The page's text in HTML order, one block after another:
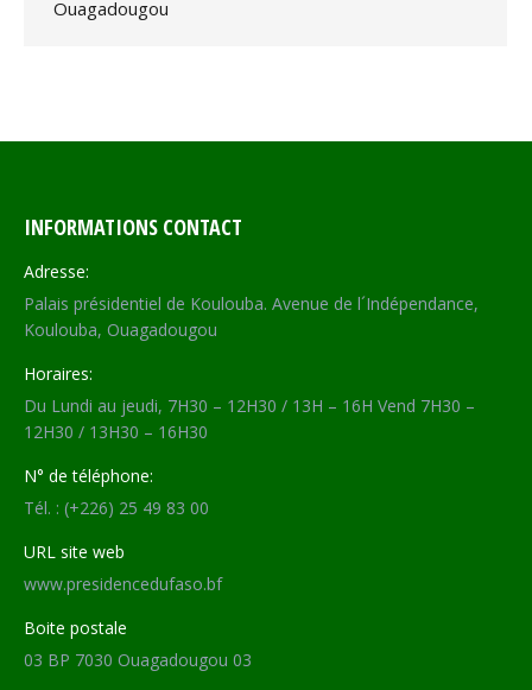
Ouagadougou
INFORMATIONS CONTACT
Adresse:
Palais présidentiel de Koulouba. Avenue de l´Indépendance,
Koulouba, Ouagadougou
Horaires:
Du Lundi au jeudi, 7H30 – 12H30 / 13H – 16H Vend 7H30 –
12H30 / 13H30 – 16H30
N° de téléphone:
Tél. : (+226) 25 49 83 00
URL site web
www.presidencedufaso.bf
Boite postale
03 BP 7030 Ouagadougou 03